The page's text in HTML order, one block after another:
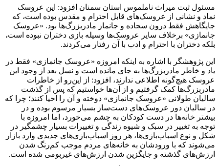
مسئول ثبت میراث ناملموس استان سمنان افزود: این عروسک
نماد و نشانی از عروسک‌های قابل احترام و مقدس بوده است، که
جایگاهش فقط درون سجاده و جانماز مادربزرگ‌ها بود. «عروسک
جانمازی» برخلاف سایر عروسک‌ها وسیله بازی دختران نبوده است،
بلکه دختران با احترام و ادب با آن رفتار می‌کردند.
این پژوهشگر با اشاره به اینکه امروزه «عروسک جانمازی» فقط در
یاد و خاطر مادربزرگ‌ها به جای مانده است و نسل بعد از وجود این
عروسک هیچ‌گونه اطلاعی ندارند، افزود: از این‌رو از خاطرات
مادربزرگ‌ها کمک گرفتیم و از آن‌ها خواستیم که پس از گذشت
سالیان طولانی «عروسک جانمازی» دوخته و آن را احیا کنند؛ چرا که
در سالیان دور عروسک‌های دست‌ساز بسیار مرسوم بوده و در
بیشتر خانه‌ها در دست کودکان به چشم می‌خورد، اما امروزه با
توجه به تغییر در سبک و شیوه زندگی و تغییرات بسیار چشمگیر در
شکل و نوع اسباب‌بازی‌ها، هر روز اسباب‌بازی‌های جدیدی وارد بازار
می‌شوند که با ورودشان به خانه‌های مردم موجب کم‌رنگ شدن
ارزش‌های گذشته و جایگزین شدن ارزش‌های غیربومی شده است.